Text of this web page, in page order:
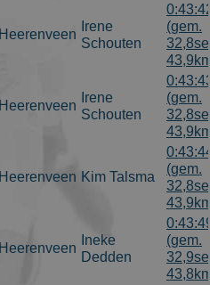
Heerenveen
Irene
Schouten
(gem.
Heerenveen
Irene
Schouten
(gem.
Heerenveen Kim Talsma
(gem.
Heerenveen
Ineke
Dedden
(gem.